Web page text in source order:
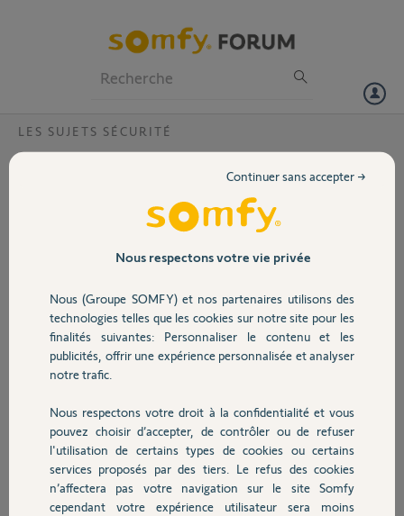
Volet
Sécurité
Domotique
Chauffage
Autres produits
LES SUJETS SÉCURITÉ
Actuellement je possède une alarme Protexiom Ultimate GSM je
voudrai passer sur une Somfy Protect, je demande dans cette alarme
la comptabilité avec la télécommande multifonction pour
commander l'alarme et le portail et garage comme avec la
Somfy protec ?
les détecteurs d'ouverture de la Protexiom ultimate sont ils
compatibles avec la Somfy Protect ?
Merci a ceux qui pourront m'éclairer
Michel F.
il y a presque 2 ans
Participer au fil de discussion
Nous respectons votre vie privée
Nous (Groupe SOMFY) et nos partenaires utilisons des
technologies telles que les cookies sur notre site pour les
finalités suivantes: Personnaliser le contenu et les
publicités, offrir une expérience personnalisée et analyser
notre trafic.
Nous respectons votre droit à la confidentialité et vous
pouvez choisir d’accepter, de contrôler ou de refuser
l'utilisation de certains types de cookies ou certains
services proposés par des tiers. Le refus des cookies
n’affectera pas votre navigation sur le site Somfy
cependant votre expérience utilisateur sera moins
Continuer sans accepter →